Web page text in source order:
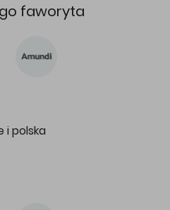
faworyta
i polska